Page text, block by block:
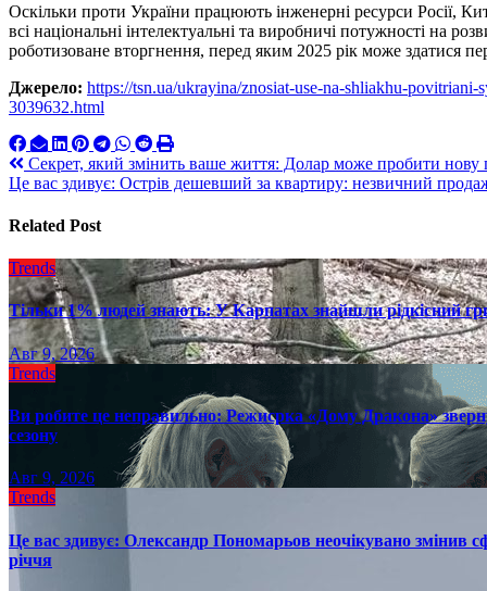
Оскільки проти України працюють інженерні ресурси Росії,
всі національні інтелектуальні та виробничі потужності на
роботизоване вторгнення, перед яким 2025 рік може здатися
Джерело: https://tsn.ua/ukrayina/znosiat-use-na-shliakhu-
3039632.html
Навигация
по
записям
Секрет, який змінить ваше життя: Долар може пробити нову
Це вас здивує: Острів дешевший за квартиру: незвичний
Related Post
Trends
Тільки 1% людей знають: У Карпатах знайшли рідкісний
Авг 9, 2026
Trends
Ви робите це неправильно: Режисрка «Дому Дракона»
сезону
Авг 9, 2026
Trends
Це вас здивує: Олександр Пономарьов неочікувано змінив
річчя